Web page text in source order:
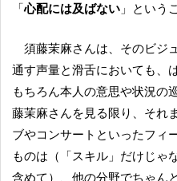
「心配には及ばない 」という
須藤茉麻さんは、そのビジュアルだけじゃなく、セリフを
通す声量と滑舌においても、
もちろん本人の意思や状況の
藤茉麻さんを見る限り、それ
ブやコンサートといったフィ
ものは（「スキル」だけじゃ
含めて）、他の分野でちゃん